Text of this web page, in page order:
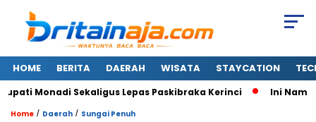
HOME BERITA DAERAH WISATA STAYCATION
Monadi Sekaligus Lepas Paskibraka Kerinci Ini Nama-
Home / Daerah / Sungai Penuh